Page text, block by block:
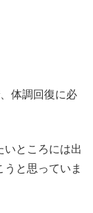
体調回復に必
ところには出
と思っていま